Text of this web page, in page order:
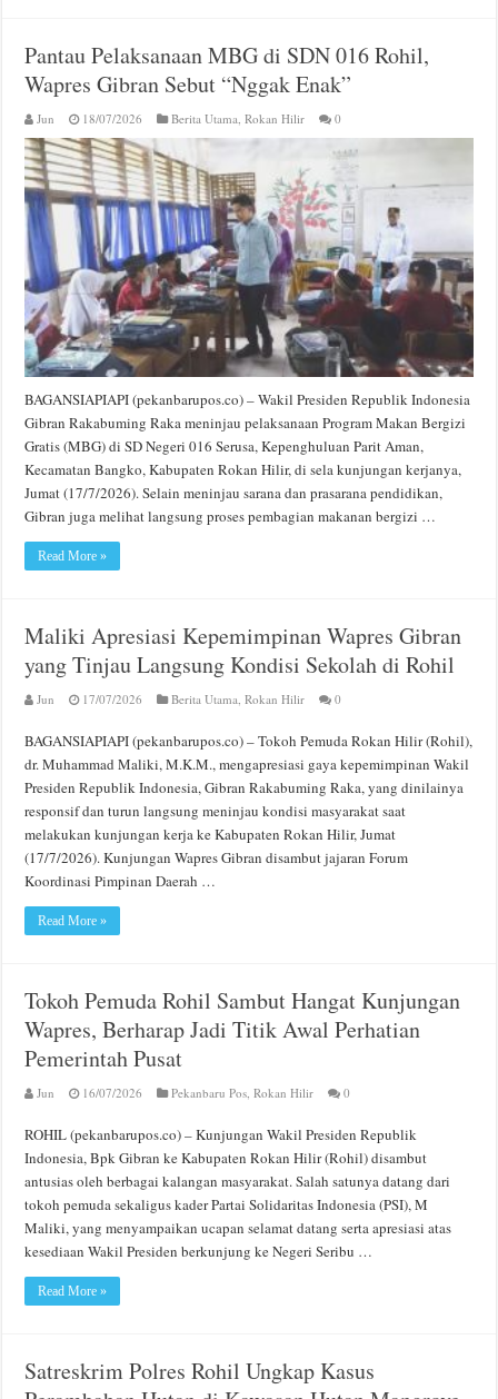
Pantau Pelaksanaan MBG di SDN 016 Rohil,
Wapres Gibran Sebut “Nggak Enak”
Jun 18/07/2026 Berita Utama,Rokan Hilir 0
BAGANSIAPIAPI (pekanbarupos.co) – Wakil Presiden Republik Indonesia
Gibran Rakabuming Raka meninjau pelaksanaan Program Makan Bergizi
Gratis (MBG) di SD Negeri 016 Serusa, Kepenghuluan Parit Aman,
Kecamatan Bangko, Kabupaten Rokan Hilir, di sela kunjungan kerjanya,
Jumat (17/7/2026). Selain meninjau sarana dan prasarana pendidikan,
Gibran juga melihat langsung proses pembagian makanan bergizi …
Read More »
Maliki Apresiasi Kepemimpinan Wapres Gibran
yang Tinjau Langsung Kondisi Sekolah di Rohil
Jun 17/07/2026 Berita Utama,Rokan Hilir 0
BAGANSIAPIAPI (pekanbarupos.co) – Tokoh Pemuda Rokan Hilir (Rohil),
dr. Muhammad Maliki, M.K.M., mengapresiasi gaya kepemimpinan Wakil
Presiden Republik Indonesia, Gibran Rakabuming Raka, yang dinilainya
responsif dan turun langsung meninjau kondisi masyarakat saat
melakukan kunjungan kerja ke Kabupaten Rokan Hilir, Jumat
(17/7/2026). Kunjungan Wapres Gibran disambut jajaran Forum
Koordinasi Pimpinan Daerah …
Read More »
Tokoh Pemuda Rohil Sambut Hangat Kunjungan
Wapres, Berharap Jadi Titik Awal Perhatian
Pemerintah Pusat
Jun 16/07/2026 Pekanbaru Pos,Rokan Hilir 0
ROHIL (pekanbarupos.co) – Kunjungan Wakil Presiden Republik
Indonesia, Bpk Gibran ke Kabupaten Rokan Hilir (Rohil) disambut
antusias oleh berbagai kalangan masyarakat. Salah satunya datang dari
tokoh pemuda sekaligus kader Partai Solidaritas Indonesia (PSI), M
Maliki, yang menyampaikan ucapan selamat datang serta apresiasi atas
kesediaan Wakil Presiden berkunjung ke Negeri Seribu …
Read More »
Satreskrim Polres Rohil Ungkap Kasus